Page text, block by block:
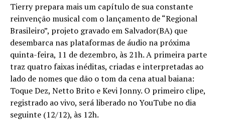
Tierry prepara mais um capítulo de sua constante
reinvenção musical com o lançamento de “Regional
Brasileiro”, projeto gravado em Salvador(BA) que
desembarca nas plataformas de áudio na próxima
quinta-feira, 11 de dezembro, às 21h. A primeira parte
traz quatro faixas inéditas, criadas e interpretadas ao
lado de nomes que dão o tom da cena atual baiana:
Toque Dez, Netto Brito e Kevi Jonny. O primeiro clipe,
registrado ao vivo, será liberado no YouTube no dia
seguinte (12/12), às 12h.